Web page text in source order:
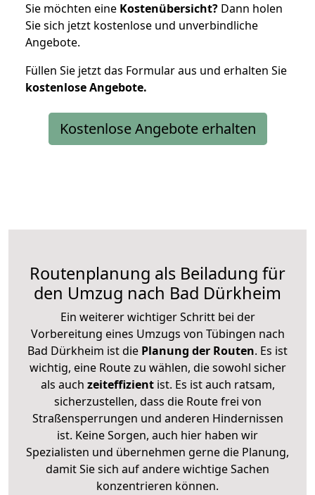
Sie möchten eine Kostenübersicht? Dann holen
Sie sich jetzt kostenlose und unverbindliche
Angebote.
Füllen Sie jetzt das Formular aus und erhalten Sie
kostenloseAngebote.
Kostenlose Angebote erhalten
Routenplanung als Beiladung für
den Umzug nach Bad Dürkheim
Ein weiterer wichtiger Schritt bei der
Vorbereitung eines Umzugs von Tübingen nach
Bad Dürkheim ist die Planung der Routen. Es ist
wichtig, eine Route zu wählen, die sowohl sicher
als auch zeiteffizientist. Es ist auch ratsam,
sicherzustellen, dass die Route frei von
Straßensperrungen und anderen Hindernissen
ist. Keine Sorgen, auch hier haben wir
Spezialisten und übernehmen gerne die Planung,
damit Sie sich auf andere wichtige Sachen
konzentrieren können.